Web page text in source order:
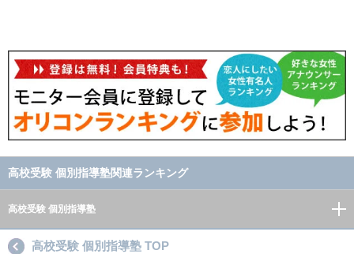
高校受験 個別指導塾関連ランキング
高校受験 個別指導塾
高校受験 個別指導塾 TOP